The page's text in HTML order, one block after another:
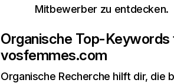
Mitbewerber zu entdecken.
Organische Top-Keywords
vosfemmes.com
Organische Recherche hilft dir, die